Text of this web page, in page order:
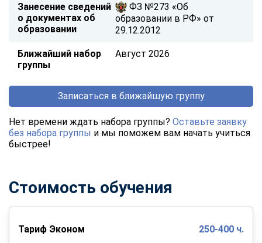
Занесение сведений
о документах об
образовании
ФЗ №273 «Об
образовании в РФ» от
29.12.2012
Ближайший набор
группы
Август 2026
Записаться в ближайшую группу
Нет времени ждать набора группы? Оставьте заявку
без набора группы и мы поможем вам начать учиться
быстрее!
Стоимость обучения
Тариф Эконом 250-400 ч.